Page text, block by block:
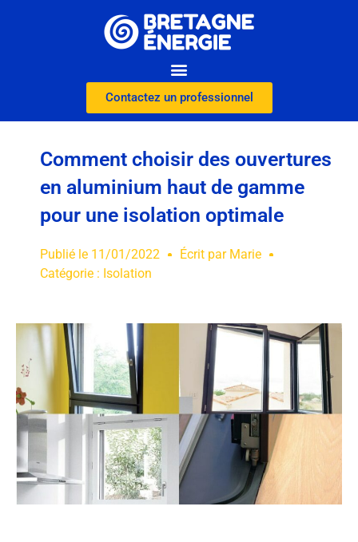
Contactez un professionnel
Comment choisir des ouvertures
en aluminium haut de gamme
pour une isolation optimale
Publié le 11/01/2022 Écrit parMarie
Catégorie : Isolation